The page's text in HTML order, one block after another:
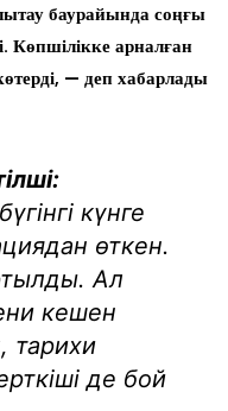
баурайында соңғы
арналған
— деп хабарлады
күнге
өткен.
Ал
кешен
тарихи
де бой